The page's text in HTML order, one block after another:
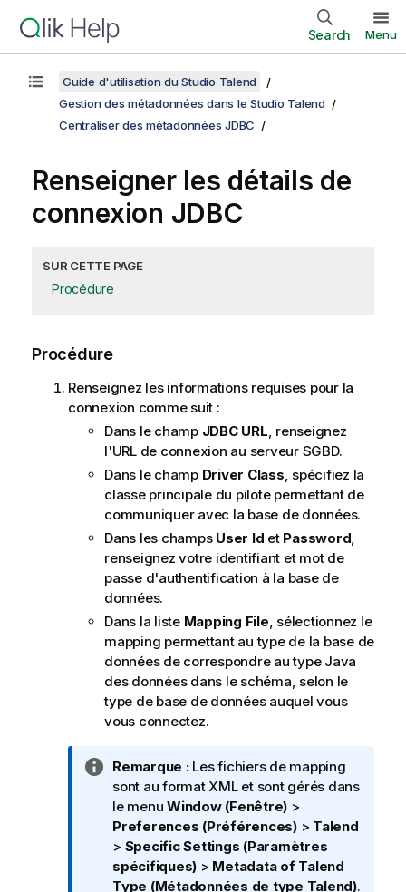
Search Menu
Guide d'utilisation du Studio Talend
Gestion des métadonnées dans le Studio Talend
Centraliser des métadonnées JDBC
Renseigner les détails de
connexion JDBC
SUR CETTE PAGE
Procédure
Procédure
Renseignez les informations requises pour la
connexion comme suit :
Dans le champ JDBC URL, renseignez
l'URL de connexion au serveur SGBD.
Dans le champ Driver Class, spécifiez la
classe principale du pilote permettant de
communiquer avec la base de données.
Dans les champs User Id et Password,
renseignez votre identifiant et mot de
passe d'authentification à la base de
données.
Dans la liste Mapping File, sélectionnez le
mapping permettant au type de la base de
données de correspondre au type Java
des données dans le schéma, selon le
type de base de données auquel vous
vous connectez.
N
o
t
e
I
n
f
Remarque :Les fichiers de mapping
sont au format XML et sont gérés dans
le menu Window (Fenêtre) >
Preferences (Préférences)> Talend
> Specific Settings (Paramètres
spécifiques) > Metadata of Talend
Type (Métadonnées de type Talend).